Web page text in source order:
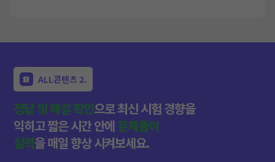
ALL콘텐츠 2.
정답 및 해설 확인으로 최신 시험 경향을
익히고짧은 시간 안에문제풀이
실력을 매일 향상 시켜보세요.